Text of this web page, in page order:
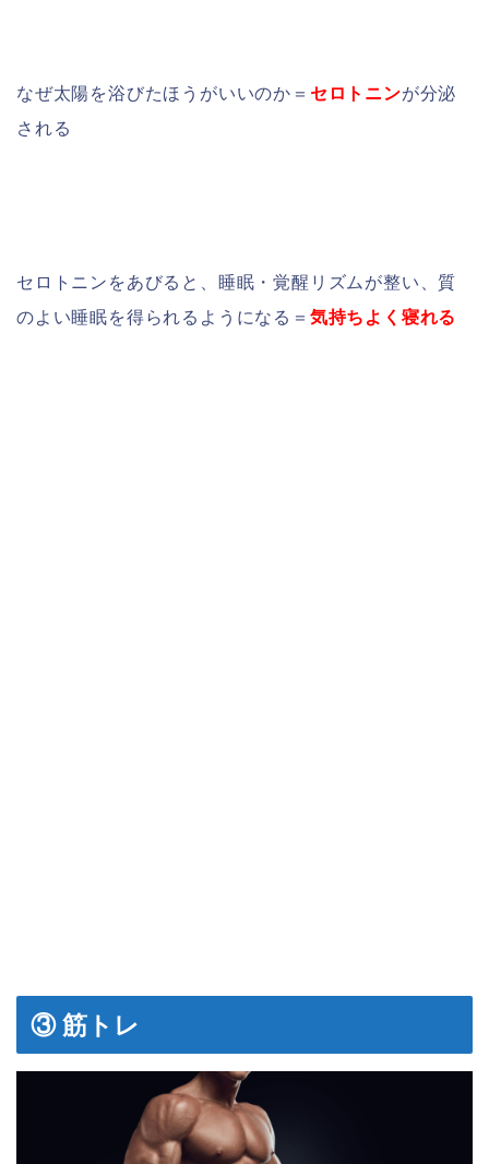
なぜ太陽を浴びたほうがいいのか＝ セロトニンが分泌
される
セロトニンをあびると、睡眠・覚醒リズムが整い、質
のよい睡眠を得られるようになる＝ 気持ちよく寝れる
③ 筋トレ